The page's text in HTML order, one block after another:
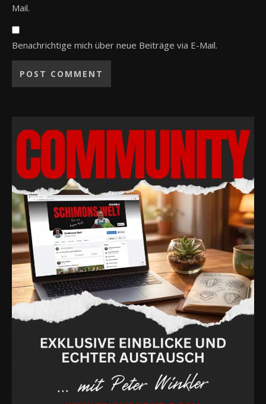
Mail.
Benachrichtige mich über neue Beiträge via E-Mail.